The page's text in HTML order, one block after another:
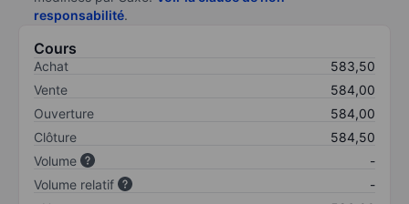
responsabilité.
Cours
Achat
583,50
Vente
584,00
Ouverture
584,00
Clôture
584,50
Volume
-
Volume relatif
-